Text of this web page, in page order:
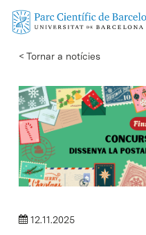
Skip
content
< Tornar a notícies
12.11.2025